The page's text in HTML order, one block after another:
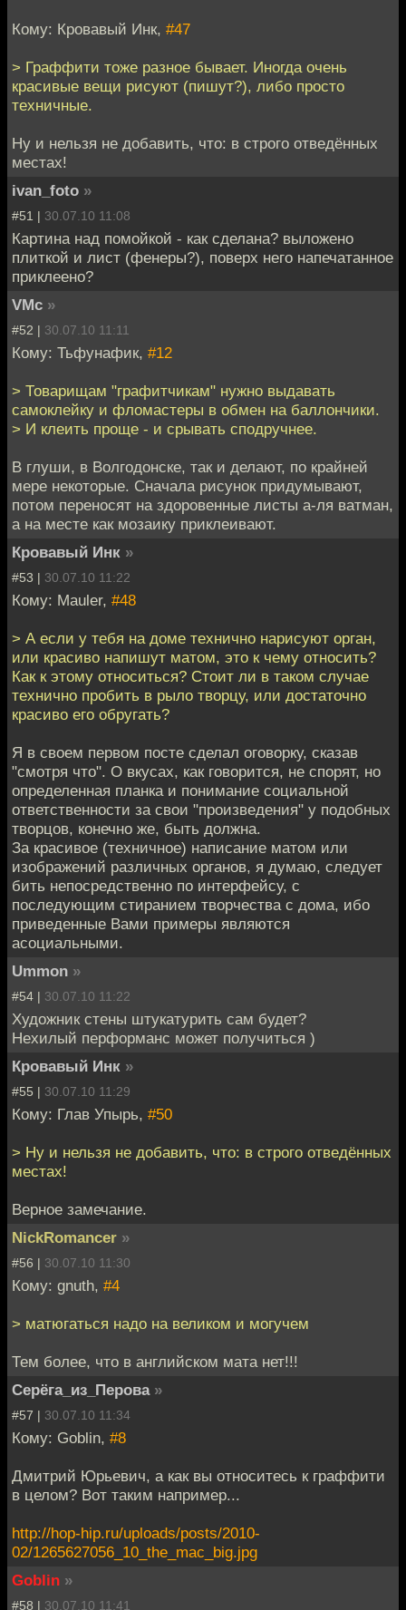
Кому: Кровавый Инк, #47
> Граффити тоже разное бывает. Иногда очень
красивые вещи рисуют (пишут?), либо просто
техничные.
Ну и нельзя не добавить, что: в строго отведённых
местах!
ivan_foto »
#51 | 30.07.10 11:08
Картина над помойкой - как сделана? выложено
плиткой и лист (фенеры?), поверх него напечатанное
приклеено?
VMc »
#52 | 30.07.10 11:11
Кому: Тьфунафик, #12
> Товарищам "графитчикам" нужно выдавать
самоклейку и фломастеры в обмен на баллончики.
> И клеить проще - и срывать сподручнее.
В глуши, в Волгодонске, так и делают, по крайней
мере некоторые. Сначала рисунок придумывают,
потом переносят на здоровенные листы а-ля ватман,
а на месте как мозаику приклеивают.
Кровавый Инк »
#53 | 30.07.10 11:22
Кому: Mauler, #48
> А если у тебя на доме технично нарисуют орган,
или красиво напишут матом, это к чему относить?
Как к этому относиться? Стоит ли в таком случае
технично пробить в рыло творцу, или достаточно
красиво его обругать?
Я в своем первом посте сделал оговорку, сказав
"смотря что". О вкусах, как говорится, не спорят, но
определенная планка и понимание социальной
ответственности за свои "произведения" у подобных
творцов, конечно же, быть должна.
За красивое (техничное) написание матом или
изображений различных органов, я думаю, следует
бить непосредственно по интерфейсу, с
последующим стиранием творчества с дома, ибо
приведенные Вами примеры являются
асоциальными.
Ummon »
#54 | 30.07.10 11:22
Художник стены штукатурить сам будет?
Нехилый перформанс может получиться )
Кровавый Инк »
#55 | 30.07.10 11:29
Кому: Глав Упырь, #50
> Ну и нельзя не добавить, что: в строго отведённых
местах!
Верное замечание.
NickRomancer »
#56 | 30.07.10 11:30
Кому: gnuth, #4
> матюгаться надо на великом и могучем
Тем более, что в английском мата нет!!!
Серёга_из_Перова »
#57 | 30.07.10 11:34
Кому: Goblin, #8
Дмитрий Юрьевич, а как вы относитесь к граффити
в целом? Вот таким например...
http://hop-hip.ru/uploads/posts/2010-
02/1265627056_10_the_mac_big.jpg
Goblin »
#58 | 30.07.10 11:41